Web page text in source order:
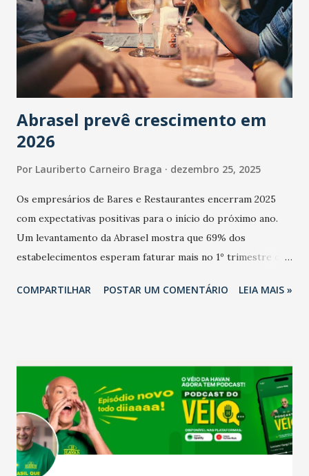
Abrasel prevê crescimento em
2026
Por Lauriberto Carneiro Braga dezembro 25, 2025
Os empresários de Bares e Restaurantes encerram 2025
com expectativas positivas para o início do próximo ano.
Um levantamento da Abrasel mostra que 69% dos
estabelecimentos esperam faturar mais no 1º trimestre de
relação ao último trimestre deste ano, 56% também
confraternizações de fim de ano e pelo pagamento do 13º
Salário para um número maior de trabalhadores, já que o
país tem a menor taxa de desemprego dos anos recentes.
Ainda segundo a Pesquisa, em novembro de 2025, 40% dos
bares e restaurantes operaram com lucro e outros 40%
registraram equilíbrio financeiro. Já o percentual de
COMPARTILHAR POSTAR UM COMENTÁRIO LEIA MAIS »